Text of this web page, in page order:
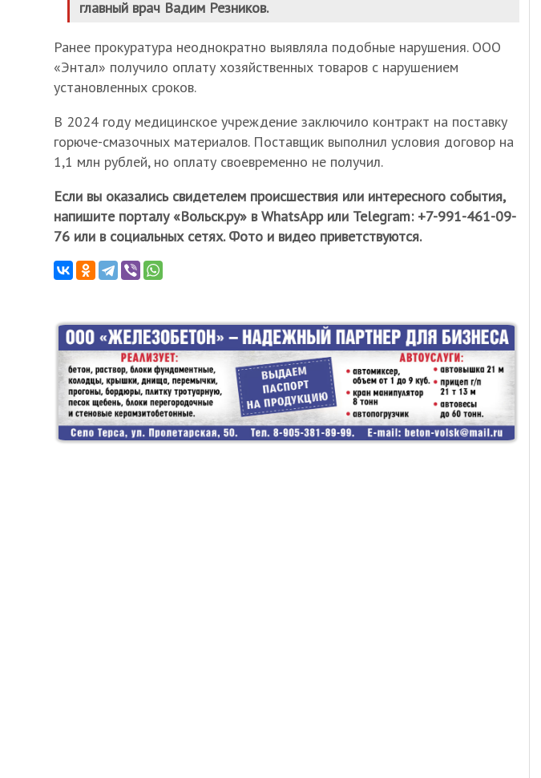
главный врач Вадим Резников.
Ранее прокуратура неоднократно выявляла подобные нарушения. ООО
«Энтал» получило оплату хозяйственных товаров с нарушением
установленных сроков.
В 2024 году медицинское учреждение заключило контракт на поставку
горюче-смазочных материалов. Поставщик выполнил условия договор на
1,1 млн рублей, но оплату своевременно не получил.
Если вы оказались свидетелем происшествия или интересного события,
напишите порталу «Вольск.ру» в WhatsApp или Telegram: +7-991-461-09-
76 или в социальных сетях. Фото и видео приветствуются.